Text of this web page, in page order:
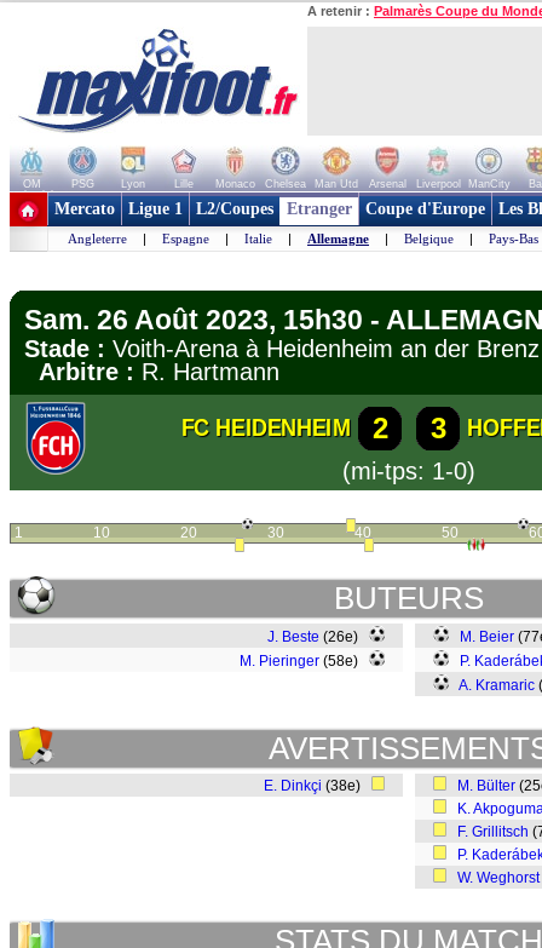
A retenir : Palmarès Coupe du
OM PSG Lyon Lille Monaco Chelsea Man Utd Arsenal Liverpool ManCity
+ de clubs
Mercato Ligue 1 L2/Coupes Etranger Coupe d'Europe Les
Angleterre | Espagne | Italie | Allemagne | Belgique | Pays-Bas
Sam. 26 Août 2023, 15h30 -
Stade : Voith-Arena à Heidenheim an der
Arbitre : R. Hartmann
FC HEIDENHEIM 2 3
(mi-tps: 1-0)
1 10 20 30 40 50
BUTEURS
J. Beste (26e)
M. Pieringer (58e)
M. Beier
P.
A. Kramaric
E. Dinkçi (38e) M. Bülter
K.
F. Grillitsch
P.
W. Weghorst
STATS DU MATCH